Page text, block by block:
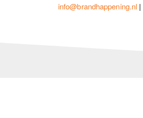
info@brandhappening.nl |